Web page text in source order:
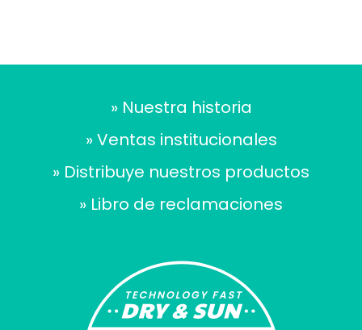
» Nuestra historia
» Ventas institucionales
» Distribuye nuestros productos
» Libro de reclamaciones